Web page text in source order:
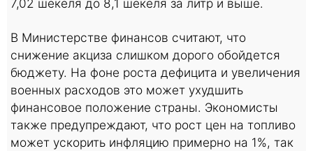
7,02 шекеля до 8,1 шекеля за литр и выше.
В Министерстве финансов считают, что
снижение акциза слишком дорого обойдется
бюджету. На фоне роста дефицита и увеличения
военных расходов это может ухудшить
финансовое положение страны. Экономисты
также предупреждают, что рост цен на топливо
может ускорить инфляцию примерно на 1%, так